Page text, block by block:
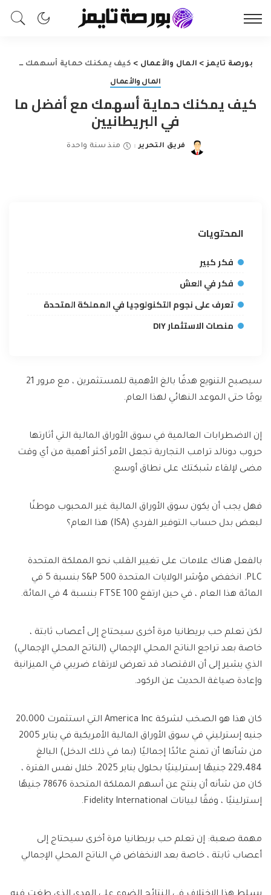
بورصة تايمز> المال والأعمال > كيف يمكنك حماية أسهمك مع أفضل ما في البريطانيين
المال والأعمال
كيف يمكنك حماية أسهمك مع أفضل ما
في البريطانيين
Posted
فريق التحرير منذ سنة واحدة
المحتويات
فكر كبير
فكر في العش
تعرف على نجوم التكنولوجيا في المملكة المتحدة
منصات الاستثمار DIY
سيصبح التنويع هدفًا بالغ الأهمية للمستثمرين ، مع مرور 21
يومًا حتى الموعد النهائي لهذا العام.
إن الاضطرابات العالمية في سوق الأوراق المالية التي أثارتها
حروب دونالد ترامب التجارية تجعل الأمر أكثر أهمية من أي وقت
مضى لإلقاء شبكتك على نطاق أوسع.
فهل يجب أن يكون سوق الأوراق المالية غير المحبوب موطنًا
لبعض بدل حساب التوفير الفردي (ISA) هذا العام؟
بالفعل هناك علامات على تغيير القلب نحو المملكة المتحدة
PLC. انخفض مؤشر الولايات المتحدة S&P 500 بنسبة 5 في
المائة هذا العام ، في حين ارتفع FTSE 100 بنسبة 4 في المائة.
لكن تعلم حب بريطانيا مرة أخرى سيحتاج إلى أعصاب ثابتة ،
خاصة بعد تراجع الناتج المحلي الإجمالي (الناتج المحلي الإجمالي)
الذي يشير إلى أن الاقتصاد قد تعرض لارتقاء ضريبي في الميزانية
وإعادة صياغة الحديث عن الركود.
كان هذا هو الصخب لشركة America Inc التي استثمرت 20،000
جنيه إسترليني في سوق الأوراق المالية الأمريكية في يناير 2005
من شأنها أن تمنح عائدًا إجماليًا (بما في ذلك الدخل) البالغ
229،484 جنيهًا إسترلينيًا بحلول يناير 2025. خلال نفس الفترة ،
كان من شأنه أن ينتج عن أسهم المملكة المتحدة 78676 جنيهًا
إسترلينيًا ، وفقًا لبيانات Fidelity International.
مهمة صعبة: إن تعلم حب بريطانيا مرة أخرى سيحتاج إلى
أعصاب ثابتة ، خاصة بعد الانخفاض في الناتج المحلي الإجمالي